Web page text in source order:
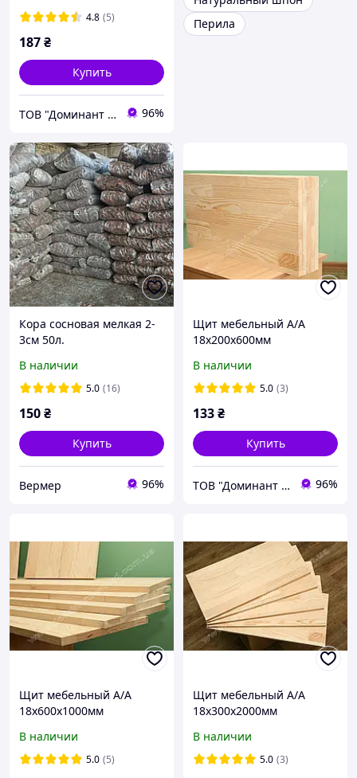
4.8 (5)
187₴
Купить
ТОВ "Доминант - Вуд" 96%
Перила
Кора сосновая мелкая 2-
3см 50л.
В наличии
5.0 (16)
150₴
Купить
Вермер 96%
Щит мебельный А/А
18х200х600мм
В наличии
5.0 (3)
133₴
Купить
ТОВ "Доминант - Вуд" 96%
Щит мебельный А/А
18х600х1000мм
В наличии
5.0 (5)
Щит мебельный А/А
18х300х2000мм
В наличии
5.0 (3)